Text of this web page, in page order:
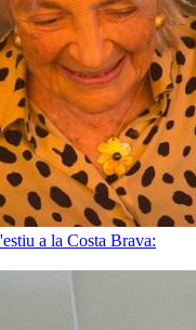
a la Costa Brava: